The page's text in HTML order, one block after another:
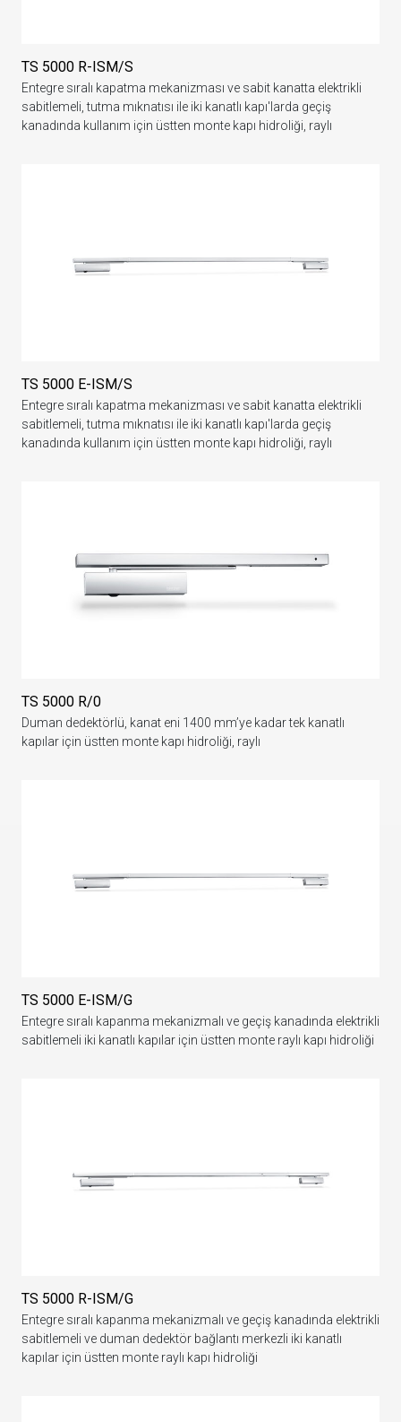
TS 5000 R-ISM/S
Entegre sıralı kapatma mekanizması ve sabit kanatta elektrikli
sabitlemeli, tutma mıknatısı ile iki kanatlı kapı'larda geçiş
kanadında kullanım için üstten monte kapı hidroliği, raylı
TS 5000 E-ISM/S
Entegre sıralı kapatma mekanizması ve sabit kanatta elektrikli
sabitlemeli, tutma mıknatısı ile iki kanatlı kapı'larda geçiş
kanadında kullanım için üstten monte kapı hidroliği, raylı
TS 5000 R/0
Duman dedektörlü, kanat eni 1400 mm’ye kadar tek kanatlı
kapılar için üstten monte kapı hidroliği, raylı
TS 5000 E-ISM/G
Entegre sıralı kapanma mekanizmalı ve geçiş kanadında elektrikli
sabitlemeli iki kanatlı kapılar için üstten monte raylı kapı hidroliği
TS 5000 R-ISM/G
Entegre sıralı kapanma mekanizmalı ve geçiş kanadında elektrikli
sabitlemeli ve duman dedektör bağlantı merkezli iki kanatlı
kapılar için üstten monte raylı kapı hidroliği